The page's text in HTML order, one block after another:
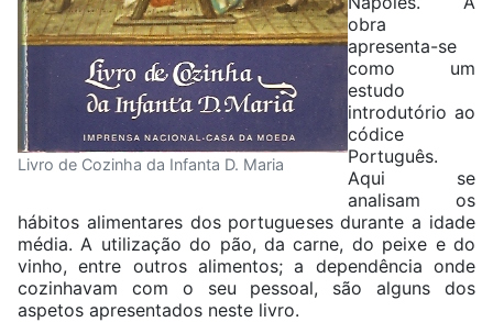
Livro de Cozinha da Infanta D. Maria
obra
apresenta-se
como um
estudo
introdutório ao
códice
Português.
Aqui se
analisam os
hábitos alimentares dos portugueses durante a idade
média. A utilização do pão, da carne, do peixe e do
vinho, entre outros alimentos; a dependência onde
cozinhavam com o seu pessoal, são alguns dos
aspetos apresentados neste livro.